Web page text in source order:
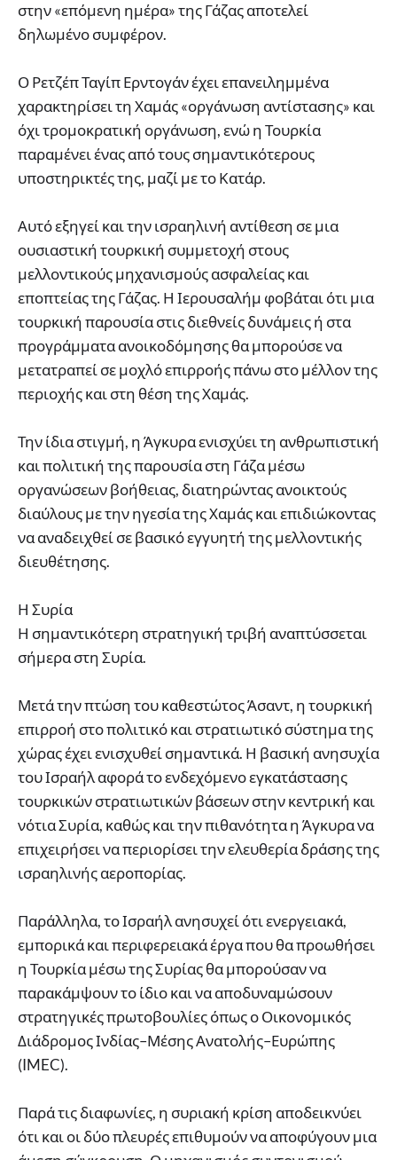
στην «επόμενη ημέρα» της Γάζας αποτελεί
δηλωμένο συμφέρον.
Ο Ρετζέπ Ταγίπ Ερντογάν έχει επανειλημμένα
χαρακτηρίσει τη Χαμάς «οργάνωση αντίστασης» και
όχι τρομοκρατική οργάνωση, ενώ η Τουρκία
παραμένει ένας από τους σημαντικότερους
υποστηρικτές της, μαζί με το Κατάρ.
Αυτό εξηγεί και την ισραηλινή αντίθεση σε μια
ουσιαστική τουρκική συμμετοχή στους
μελλοντικούς μηχανισμούς ασφαλείας και
εποπτείας της Γάζας. Η Ιερουσαλήμ φοβάται ότι μια
τουρκική παρουσία στις διεθνείς δυνάμεις ή στα
προγράμματα ανοικοδόμησης θα μπορούσε να
μετατραπεί σε μοχλό επιρροής πάνω στο μέλλον της
περιοχής και στη θέση της Χαμάς.
Την ίδια στιγμή, η Άγκυρα ενισχύει τη ανθρωπιστική
και πολιτική της παρουσία στη Γάζα μέσω
οργανώσεων βοήθειας, διατηρώντας ανοικτούς
διαύλους με την ηγεσία της Χαμάς και επιδιώκοντας
να αναδειχθεί σε βασικό εγγυητή της μελλοντικής
διευθέτησης.
Η Συρία
Η σημαντικότερη στρατηγική τριβή αναπτύσσεται
σήμερα στη Συρία.
Μετά την πτώση του καθεστώτος Άσαντ, η τουρκική
επιρροή στο πολιτικό και στρατιωτικό σύστημα της
χώρας έχει ενισχυθεί σημαντικά. Η βασική ανησυχία
του Ισραήλ αφορά το ενδεχόμενο εγκατάστασης
τουρκικών στρατιωτικών βάσεων στην κεντρική και
νότια Συρία, καθώς και την πιθανότητα η Άγκυρα να
επιχειρήσει να περιορίσει την ελευθερία δράσης της
ισραηλινής αεροπορίας.
Παράλληλα, το Ισραήλ ανησυχεί ότι ενεργειακά,
εμπορικά και περιφερειακά έργα που θα προωθήσει
η Τουρκία μέσω της Συρίας θα μπορούσαν να
παρακάμψουν το ίδιο και να αποδυναμώσουν
στρατηγικές πρωτοβουλίες όπως ο Οικονομικός
Διάδρομος Ινδίας–Μέσης Ανατολής–Ευρώπης
(IMEC).
Παρά τις διαφωνίες, η συριακή κρίση αποδεικνύει
ότι και οι δύο πλευρές επιθυμούν να αποφύγουν μια